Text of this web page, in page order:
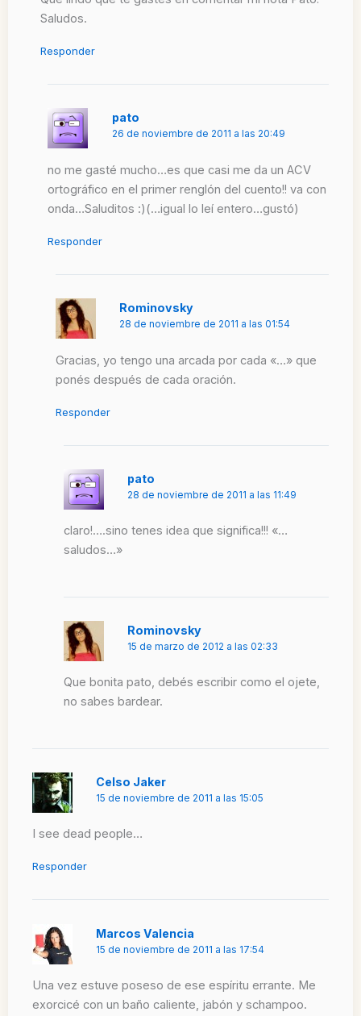
Saludos.
Responder
pato
26 de noviembre de 2011 a las 20:49
no me gasté mucho…es que casi me da un ACV
ortográfico en el primer renglón del cuento!! va con
onda…Saluditos :)(…igual lo leí entero…gustó)
Responder
Rominovsky
28 de noviembre de 2011 a las 01:54
Gracias, yo tengo una arcada por cada «…» que
ponés después de cada oración.
Responder
pato
28 de noviembre de 2011 a las 11:49
claro!….sino tenes idea que significa!!! «…
saludos…»
Rominovsky
15 de marzo de 2012 a las 02:33
Que bonita pato, debés escribir como el ojete,
no sabes bardear.
Celso Jaker
15 de noviembre de 2011 a las 15:05
I see dead people…
Responder
Marcos Valencia
15 de noviembre de 2011 a las 17:54
Una vez estuve poseso de ese espíritu errante. Me
exorcicé con un baño caliente, jabón y schampoo.